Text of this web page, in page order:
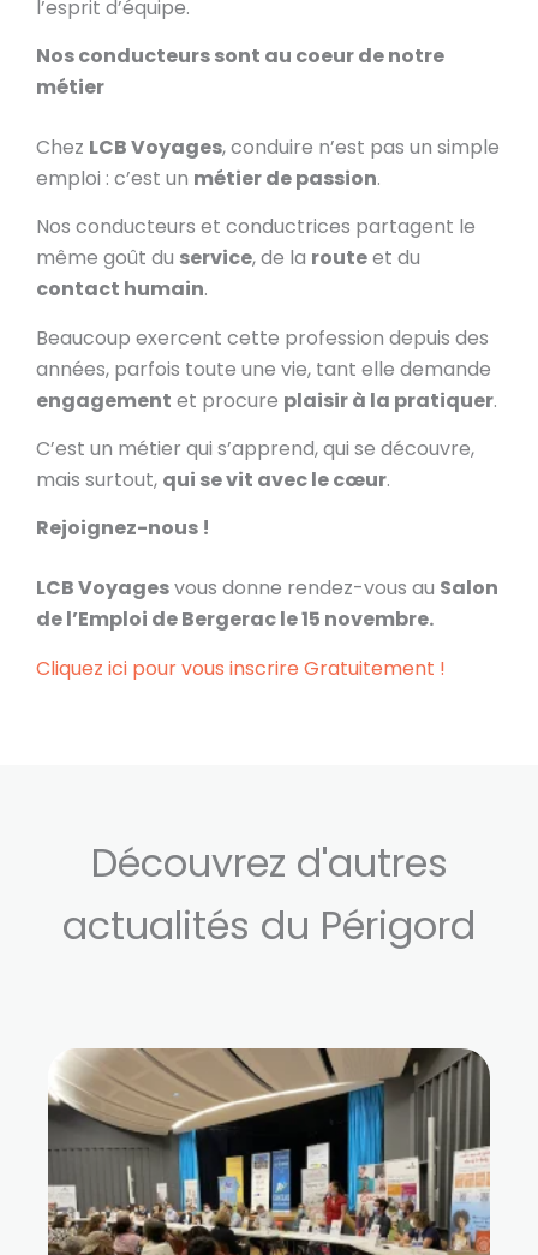
l’esprit d’équipe.
Nos conducteurs sont au coeur de notre
métier
Chez LCB Voyages, conduire n’est pas un simple
emploi : c’est un métier de passion.
Nos conducteurs et conductrices partagent le
même goût du service, de la routeet du
contact humain.
Beaucoup exercent cette profession depuis des
années, parfois toute une vie, tant elle demande
engagement et procure plaisir à la pratiquer.
C’est un métier qui s’apprend, qui se découvre,
mais surtout, qui se vit avec le cœur.
Rejoignez-nous !
LCB Voyagesvous donne rendez-vous au Salon
de l’Emploi de Bergerac le 15 novembre.
Cliquez ici pour vous inscrire Gratuitement !
Découvrez d'autres
actualités du Périgord